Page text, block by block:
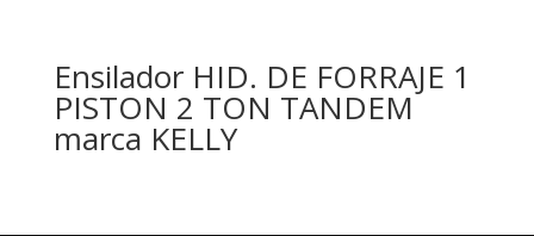
Ensilador HID. DE FORRAJE 1
PISTON 2 TON TANDEM
marca KELLY